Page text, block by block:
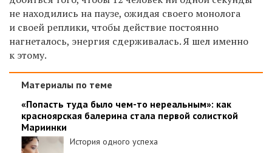
не находились на паузе, ожидая своего монолога
и своей реплики, чтобы действие постоянно
нагнеталось, энергия сдерживалась. Я шел именно
к этому.
Материалы по теме
«Попасть туда было чем-то нереальным»: как
красноярская балерина стала первой солисткой
Мариинки
История одного успеха